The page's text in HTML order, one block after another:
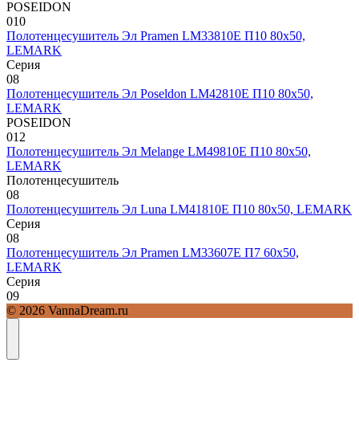
POSEIDON
010
Полотенцесушитель Эл Pramen LM33810E П10 80х50,
LEMARK
Серия
08
Полотенцесушитель Эл Poseldon LM42810E П10 80х50,
LEMARK
POSEIDON
012
Полотенцесушитель Эл Melange LM49810E П10 80х50,
LEMARK
Полотенцесушитель
08
Полотенцесушитель Эл Luna LM41810E П10 80х50, LEMARK
Серия
08
Полотенцесушитель Эл Pramen LM33607E П7 60х50,
LEMARK
Серия
09
© 2026 VannaDream.ru